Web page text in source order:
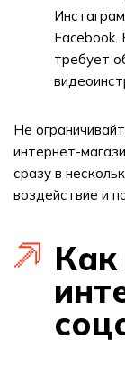
Facebook.
требует
Не
интернет-
сразу в
воздействие и
Как